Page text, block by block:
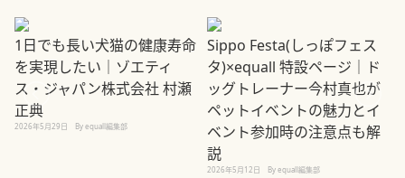
1日でも長い犬猫の健康寿命
を実現したい｜ゾエティ
ス・ジャパン株式会社 村瀬
正典
2026年5月29日 By equall編集部
Sippo Festa(しっぽフェス
タ)×equall 特設ページ｜ド
ッグトレーナー今村真也が
ペットイベントの魅力とイ
ベント参加時の注意点も解
説
2026年5月12日 By equall編集部